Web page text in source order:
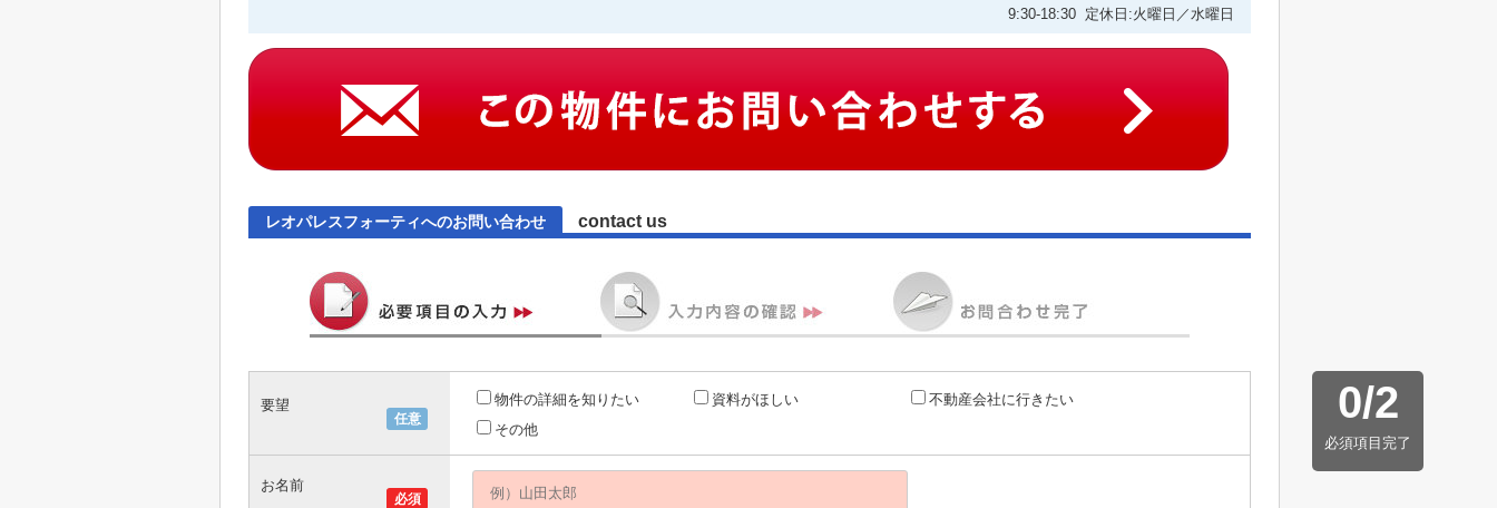
9:30-18:30 定休日:火曜日／水曜日
レオパレスフォーティへのお問い合わせ contact us
0/2
必須項目完了
任意
要望 物件の詳細を知りたい 資料がほしい
不動産会社に行きたい
その他
必須
お名前